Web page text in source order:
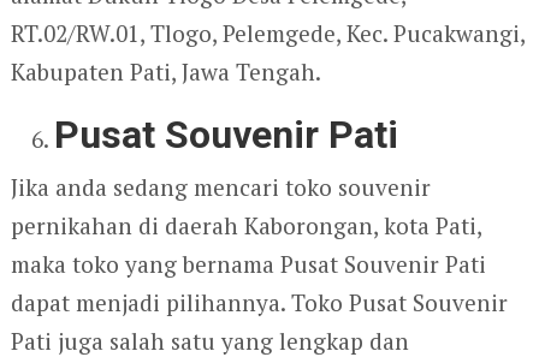
RT.02/RW.01, Tlogo, Pelemgede, Kec. Pucakwangi,
Kabupaten Pati, Jawa Tengah.
Pusat Souvenir Pati
Jika anda sedang mencari toko souvenir
pernikahan di daerah Kaborongan, kota Pati,
maka toko yang bernama Pusat Souvenir Pati
dapat menjadi pilihannya. Toko Pusat Souvenir
Pati juga salah satu yang lengkap dan